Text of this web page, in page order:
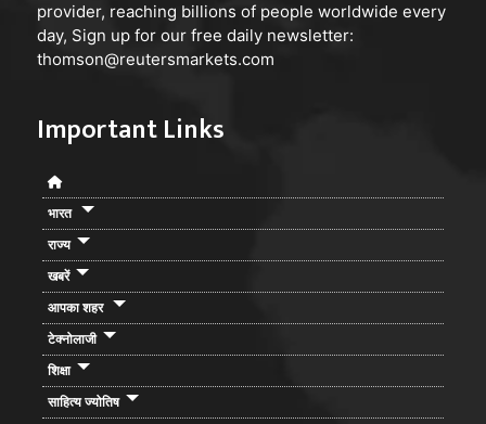
provider, reaching billions of people worldwide every
day, Sign up for our free daily newsletter:
thomson@reutersmarkets.com
Important Links
भारत
राज्य
खबरें
आपका शहर
टेक्नोलाजी
शिक्षा
साहित्य ज्योतिष